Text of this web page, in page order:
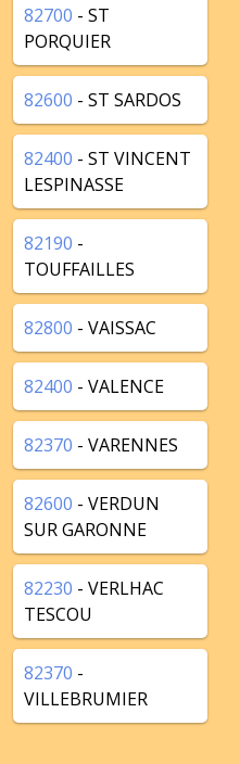
82700 - ST
PORQUIER
82600 - ST SARDOS
82400 - ST VINCENT
LESPINASSE
82190 -
TOUFFAILLES
82800 - VAISSAC
82400 - VALENCE
82370 - VARENNES
82600 - VERDUN
SUR GARONNE
82230 - VERLHAC
TESCOU
82370 -
VILLEBRUMIER